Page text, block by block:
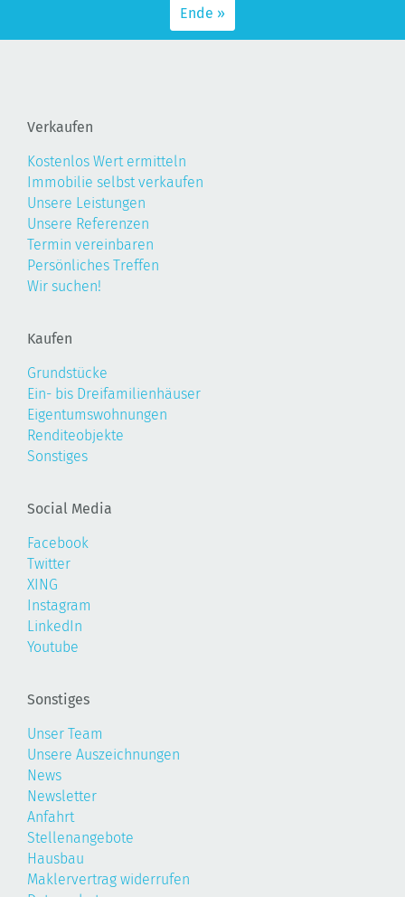
Ende »
Verkaufen
Kostenlos Wert ermitteln
Immobilie selbst verkaufen
Unsere Leistungen
Unsere Referenzen
Termin vereinbaren
Persönliches Treffen
Wir suchen!
Kaufen
Grundstücke
Ein- bis Dreifamilienhäuser
Eigentumswohnungen
Renditeobjekte
Sonstiges
Social Media
Facebook
Twitter
XING
Instagram
LinkedIn
Youtube
Sonstiges
Unser Team
Unsere Auszeichnungen
News
Newsletter
Anfahrt
Stellenangebote
Hausbau
Maklervertrag widerrufen